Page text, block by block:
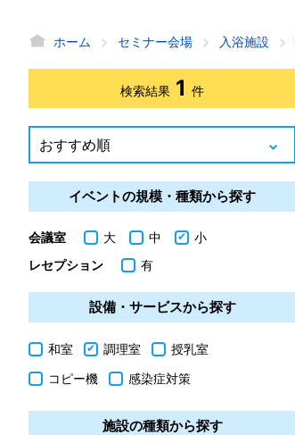
ホーム セミナー会場 入浴施設
検索結果 1 件
イベントの規模・種類から探す
会議室 大 中
小
レセプション
有
設備・サービスから探す
和室 調理室
授乳室
コピー機
感染症対策
施設の種類から探す